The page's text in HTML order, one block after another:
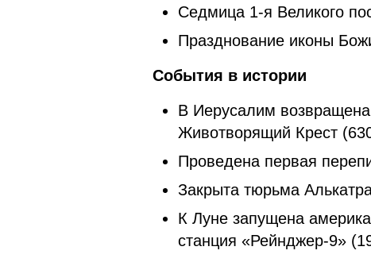
Седмица 1-я Великого
Празднование иконы
События в истории
В Иерусалим
Животворящий Крест
Проведена первая
Закрыта тюрьма
К Луне запущена
станция «Рейнджер-9»